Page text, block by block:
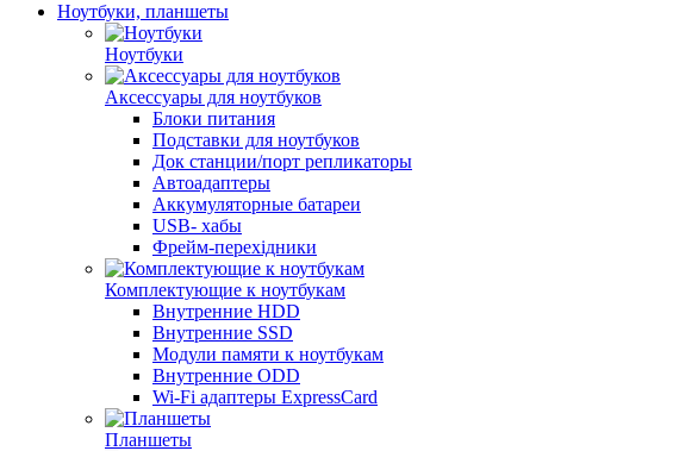
Ноутбуки, планшеты
Ноутбуки
Аксессуары для ноутбуков
Блоки питания
Подставки для ноутбуков
Док станции/порт репликаторы
Автоадаптеры
Аккумуляторные батареи
USB- хабы
Фрейм-перехідники
Комплектующие к ноутбукам
Внутренние HDD
Внутренние SSD
Модули памяти к ноутбукам
Внутренние ODD
Wi-Fi адаптеры ExpressCard
Планшеты